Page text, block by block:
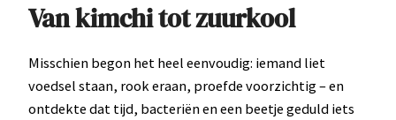
Van kimchi tot zuurkool
Misschien begon het heel eenvoudig: iemand liet
voedsel staan, rook eraan, proefde voorzichtig – en
ontdekte dat tijd, bacteriën en een beetje geduld iets